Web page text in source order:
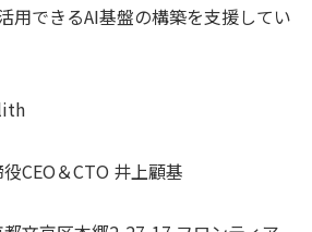
用できるAI基盤の構築を支援してい
CEO＆CTO 井上顧基